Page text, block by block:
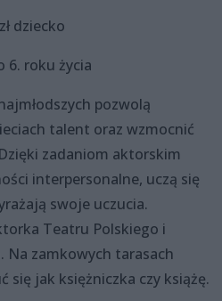
dziecko
6. roku życia
pozwolą
talent oraz wzmocnić
zadaniom aktorskim
interpersonalne, uczą się
swoje uczucia.
Teatru Polskiego i
Na zamkowych tarasach
się jak księżniczka czy książę.